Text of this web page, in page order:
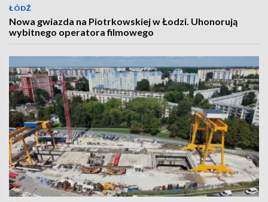
ŁÓDŹ
Nowa gwiazda na Piotrkowskiej w Łodzi. Uhonorują
wybitnego operatora filmowego